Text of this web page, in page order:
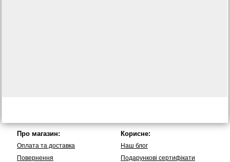
Про магазин:
Оплата та доставка
Повернення
Корисне:
Наш блог
Подарункові сертифікати